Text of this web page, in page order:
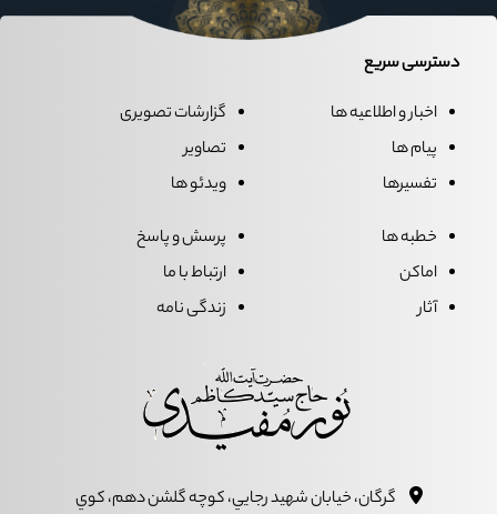
دسترسی سریع
اخبار و اطلاعیه ها
پیام ها
تفسیرها
گزارشات تصویری
تصاویر
ویدئو ها
خطبه ها
اماکن
آثار
پرسش و پاسخ
ارتباط با ما
زندگی نامه
گرگان، خيابان شهيد رجايي، کوچه گلشن دهم، کوي